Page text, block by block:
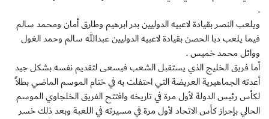
.
ويلعب النصر بقيادة لاعبيه الدوليين بدر ابرهيم وطارق أمان ومحمد سالم
فيما يلعب دبا الحصن بقيادة لاعبيه الدوليين عبدالله سالم وحمد الغول
ووائل محمد خميس .
أما فريق الخليج الذي يستقبل الشعب فيسعى لتقديم نفسه بشكل جيد
أعدته الجماهيرية العريضة التي احتفلت به في ختام الموسم الماضي بطلاً
لكأس رئيس الدولة لأول مرة في تاريخه وافتتح الفريق الخلجاوي الموسم
الحالي بإحراز كأس الاتحاد لأول مرة في مسيرته في اللعبة وبعد ذلك خسر